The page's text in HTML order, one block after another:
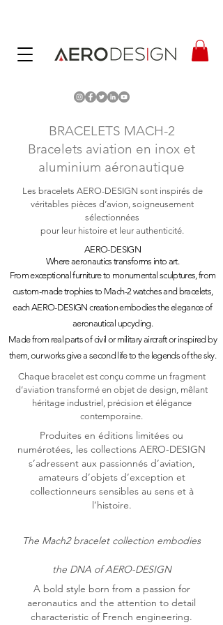
BRACELETS MACH-2
Bracelets aviation en inox et
aluminium aéronautique
Les bracelets AERO-DESIGN sont inspirés de
véritables pièces d’avion, soigneusement
sélectionnées
pour leur histoire et leur authenticité.
AERO-DESIGN
Where aeronautics transforms into art.
From exceptional furniture to monumental sculptures, from
custom-made trophies to Mach-2 watches and bracelets,
each AERO-DESIGN creation embodies the elegance of
aeronautical upcycling.
Made from real parts of civil or military aircraft or inspired by
them, our works give a second life to the legends of the sky.
Chaque bracelet est conçu comme un fragment
d’aviation transformé en objet de design, mêlant
héritage industriel, précision et élégance
contemporaine.
Produites en éditions limitées ou
numérotées, les collections AERO-DESIGN
s’adressent aux passionnés d’aviation,
amateurs d’objets d’exception et
collectionneurs sensibles au sens et à
l’histoire.
The Mach2 bracelet collection embodies
the DNA of AERO-DESIGN
A bold style born from a passion for
aeronautics and the attention to detail
characteristic of French engineering.